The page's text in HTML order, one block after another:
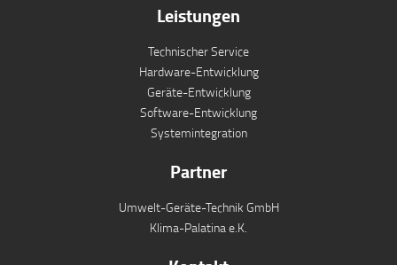
Leistungen
Technischer Service
Hardware-Entwicklung
Geräte-Entwicklung
Software-Entwicklung
Systemintegration
Partner
Umwelt-Geräte-Technik GmbH
Klima-Palatina e.K.